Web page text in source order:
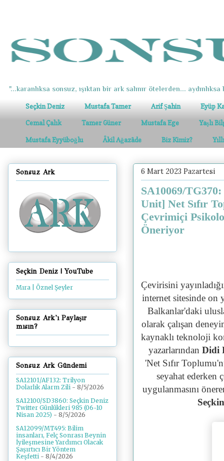
"...karanlıksa sonsuz, ışıktan bir ark salınır ötelerden... aydınlıksa
Seçkin Deniz Mustafa Tamer Arif Şahin Eyüp
Cemal Çalık Tamer Güner Mustafa Ege Yaşlı
Mustafa Eyyüboğlu Âkil Ağazâde Biz Kimiz?
6 Mart 2023 Pazartesi
SA10069/
Unit] Net Sıfır
Çevrimiçi
Öneriyor
Çevirisini
internet sitesinde on
Balkanlar'daki
olarak çalışan
kaynaklı teknoloji
yazarlarından Didi
'Net Sıfır
seyahat ederken
uygulanmasını
Sonsuz Ark
Seçkin Deniz | YouTube
Mıra | Öznel Şeyler
Sonsuz Ark'ı Paylaşır
mısın?
Sonsuz Ark Gündemi
SA12101/AF132: Trilyon
Dolarlık Alarm Zili - 8/5/2026
SA12100/SD3860: Seçkin Deniz
Twitter Günlükleri 985 (06-10
Nisan 2025) - 8/5/2026
SA12099/MT495: Bilim
insanları, Felç Sonrası Beynin
İyileşmesine Yardımcı Olacak
Şaşırtıcı Bir Yöntem
Keşfetti - 8/4/2026